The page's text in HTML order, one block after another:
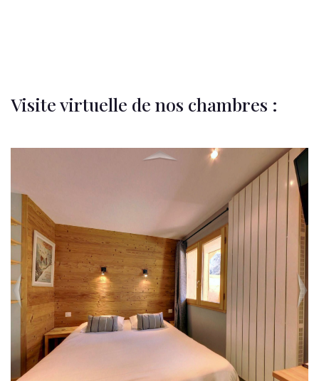
Visite virtuelle de nos chambres :